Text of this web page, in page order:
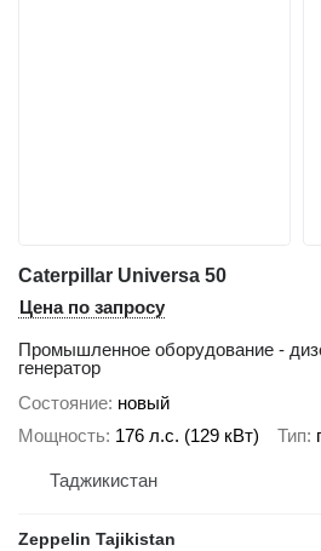
Caterpillar Universa 50
Цена по запросу
Промышленное оборудование -
генератор
Состояние новый
Мощность 176 л.с. (129 кВт) Тип
Таджикистан
Zeppelin Tajikistan